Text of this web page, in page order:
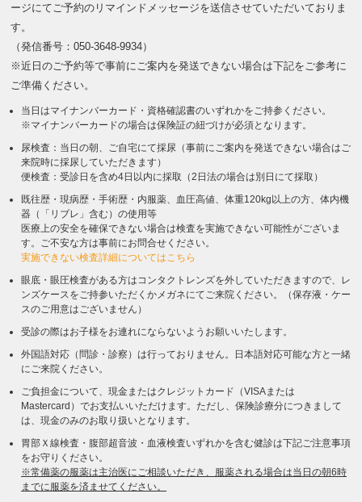
ージにてご予約のリマインドメッセージを送信させていただいておりま
す。
（発信番号：050-3648-9934）
※近日のご予約等で事前にご案内を発送できない場合は下記をご参考に
ご準備ください。
当日はマイナンバーカード・資格確認書のいずれかをご持参ください。
※マイナンバーカードの場合は保険証の紐づけが必須となります。
尿検査：当日の朝、ご自宅にて採尿（事前にご案内を発送できない場合はご
来院時に採尿していただきます）
便検査：受診日を含め4日以内に採取（2日法の場合は別日にて採取）
既往歴・現病歴・手術歴・内服薬、血圧高値、体重120kg以上の方、体内機
器（「リブレ」含む）の使用等
医療上の安全を確保できない場合は検査を実施できない可能性がございま
す。ご不安な方は事前にお問合せください。
実施できない検査詳細についてはこちら
眼底・眼圧検査がある方はコンタクトレンズを外していただきますので、レ
ンズケースをご持参いただくかメガネにてご来院ください。（保存液・ケー
スのご用意はございません）
受診の際はお子様をお連れにならないようお願いいたします。
外国語対応（問診・診察）は行っておりません。日本語対応可能な方と一緒
にご来院ください。
ご負担金について、現金またはクレジットカード（VISAまたは
Mastercard）でお支払いいただけます。ただし、保険診療分につきまして
は、現金のみのお取り扱いとなります。
胃部Ｘ線検査・腹部超音波・血液検査いずれかを含む健診は下記ご注意事項
をお守りください。
※常備薬の服薬は主治医にご相談いただき、服薬される場合は当日の朝6時
までに服薬を済ませてください。